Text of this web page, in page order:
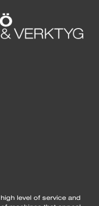
level of service and